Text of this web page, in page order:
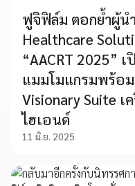
ฟูจิฟิล์ม ตอกย้ำผู้น
Healthcare
“AACRT 2025”
แมมโมแกรมพร้อม
Visionary Suite เ
ไฮเอนด์
11 มิ.ย. 2025